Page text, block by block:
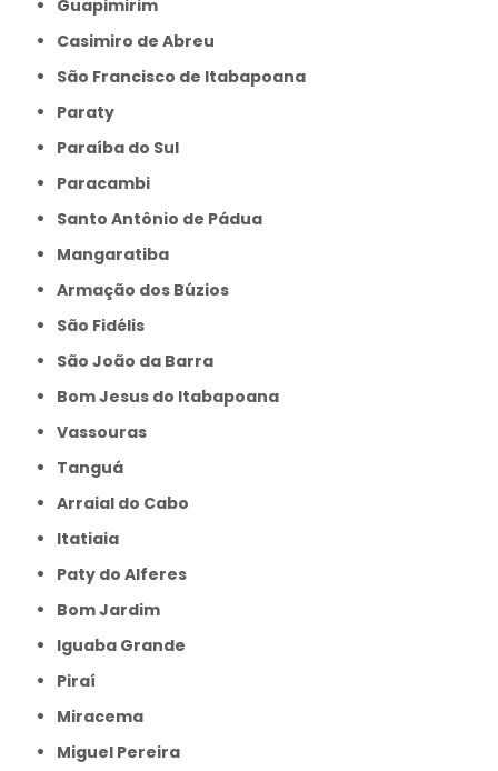
Guapimirim
Casimiro de Abreu
São Francisco de Itabapoana
Paraty
Paraíba do Sul
Paracambi
Santo Antônio de Pádua
Mangaratiba
Armação dos Búzios
São Fidélis
São João da Barra
Bom Jesus do Itabapoana
Vassouras
Tanguá
Arraial do Cabo
Itatiaia
Paty do Alferes
Bom Jardim
Iguaba Grande
Piraí
Miracema
Miguel Pereira